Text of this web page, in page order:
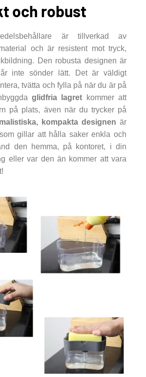
och robust
är tillverkad av
och är resistent mot tryck,
Den robusta designen är
inte sönder lätt. Det är väldigt
tvätta och fylla på när du är på
glidfria lagret kommer att
på plats, även när du trycker på
kompakta designen är
gillar att hålla saker enkla och
den hemma, på kontoret, i din
eller var den än kommer att vara